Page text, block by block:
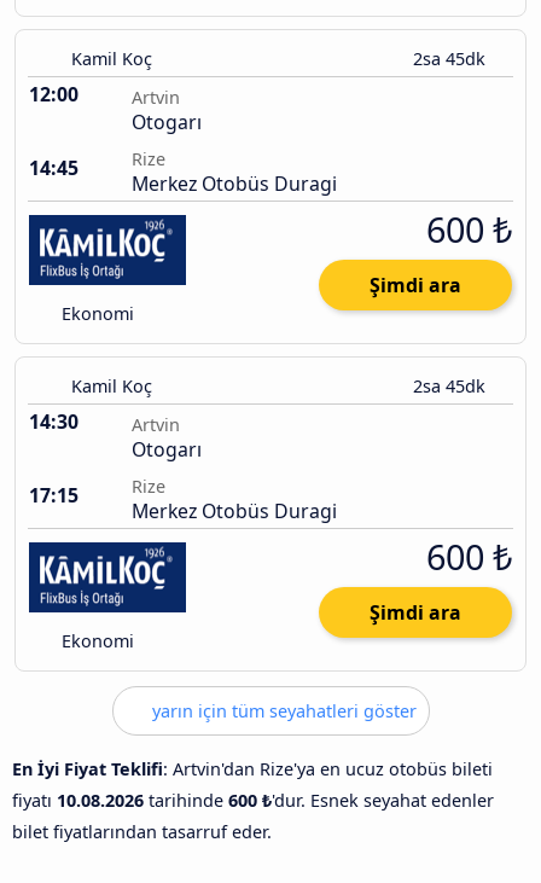
Kamil Koç 2sa 45dk
12:00 Artvin
Otogarı
14:45
Rize
Merkez Otobüs Duragi
Ekonomi
600 ₺
Şimdi ara
Kamil Koç 2sa 45dk
14:30 Artvin
Otogarı
17:15
Rize
Merkez Otobüs Duragi
Ekonomi
600 ₺
Şimdi ara
yarın için tüm seyahatleri göster
En İyi Fiyat Teklifi: Artvin'dan Rize'ya en ucuz otobüs bileti
fiyatı 10.08.2026 tarihinde 600 ₺'dur. Esnek seyahat edenler
bilet fiyatlarından tasarruf eder.